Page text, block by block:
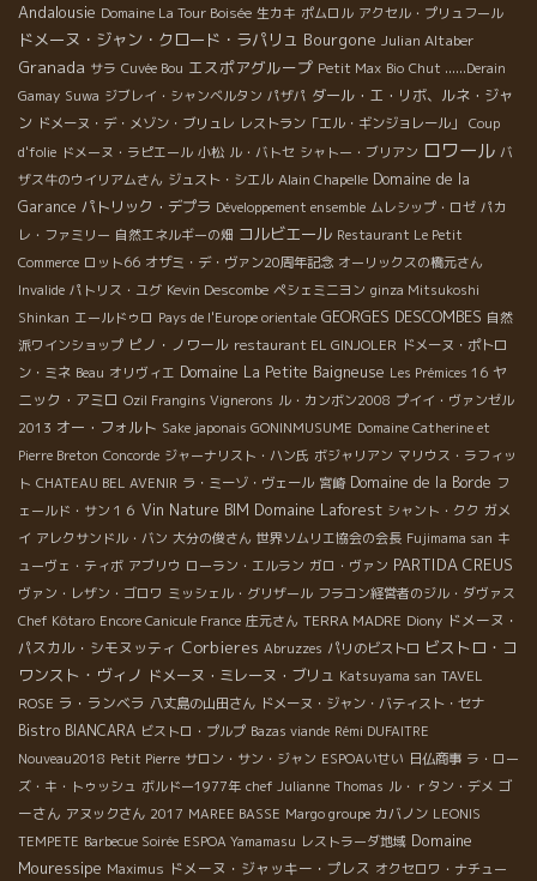
Andalousie Domaine La Tour Boisée 生カキ ポムロル アクセル・プリュフール
ドメーヌ・ジャン・クロード・ラパリュ Bourgone Julian Altaber
Granada サラ Cuvée Bou エスポアグループ Petit Max Bio Chut ......Derain
Gamay Suwa ジブレイ・シャンベルタン パザパ ダール・エ・リボ、ルネ・ジャ
ン ドメーヌ・デ・メゾン・ブリュレ レストラン「エル・ギンジョレール」
Coup
d'folie ドメーヌ・ラピエール 小松 ル・バトセ シャトー・ブリアン ロワール バ
ザス牛のウイリアムさん ジュスト・シエル Alain Chapelle Domaine de la
Garance パトリック・デプラ Développement ensemble ムレシップ・ロゼ パカ
レ・ファミリー 自然エネルギーの畑 コルビエール Restaurant Le Petit
Commerce ロット66 オザミ・デ・ヴァン20周年記念 オーリックスの橋元さん
Invalide パトリス・ユグ Kevin Descombe ペシェミニヨン ginza Mitsukoshi
Shinkan エールドゥロ Pays de l'Europe orientale GEORGES DESCOMBES 自然
派ワインショップ ピノ・ノワール restaurant EL GINJOLER ドメーヌ・ポトロ
ン・ミネ Beau オリヴィエ Domaine La Petite Baigneuse Les Prémices 16 ヤ
ニック・アミロ Ozil Frangins Vignerons ル・カンボン2008 プイイ・ヴァンゼル
2013 オー・フォルト Sake japonais GONINMUSUME Domaine Catherine et
Pierre Breton Concorde ジャーナリスト・ハン氏 ボジャリアン マリウス・ラフィッ
ト CHATEAU BEL AVENIR ラ・ミーゾ・ヴェール 宮崎 Domaine de la Borde フ
ェールド・サン１６ Vin Nature BIM Domaine Laforest シャント・クク ガメ
イ アレクサンドル・バン 大分の俊さん 世界ソムリエ協会の会長 Fujimama san キ
ューヴェ・ティボ アブリウ ローラン・エルラン ガロ・ヴァン PARTIDA CREUS
ヴァン・レザン・ゴロワ ミッシェル・グリザール フラコン経営者のジル・ダヴァス
Chef Kôtaro Encore Canicule France 庄元さん TERRA MADRE Diony ドメーヌ・
パスカル・シモヌッティ Corbieres Abruzzes パリのビストロ ビストロ・コ
ワンスト・ヴィノ ドメーヌ・ミレーヌ・ブリュ Katsuyama san TAVEL
ROSE ラ・ランベラ 八丈島の山田さん ドメーヌ・ジャン・バティスト・セナ
Bistro BIANCARA ビストロ・プルプ Bazas viande Rémi DUFAITRE
Nouveau2018 Petit Pierre サロン・サン・ジャン ESPOAいせい 日仏商事 ラ・ロー
ズ・キ・トゥッシュ ボルドー1977年 chef Julianne Thomas ル・ｒタン・デメ ゴ
ーさん アヌックさん 2017 MAREE BASSE Margo groupe カバノン LEONIS
TEMPETE Barbecue Soirée ESPOA Yamamasu レストラーダ地域 Domaine
Mouressipe Maximus ドメーヌ・ジャッキー・プレス オクセロワ・ナチュー